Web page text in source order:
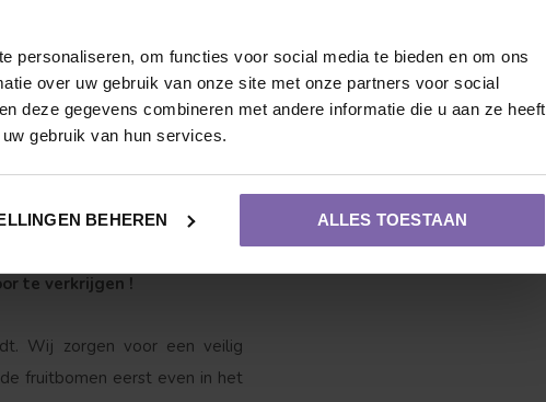
personaliseren, om functies voor social media te bieden en om ons
over uw gebruik van onze site met onze partners voor social
deze gegevens combineren met andere informatie die u aan ze heeft
gebruik van hun services.
BEHEREN ALLES TOESTAAN
water krijgt, maar wel pas
per week wordt hij blij, als
water per week. Boven 35
mogelijk is over de bladeren
vruchtboomkanker. Bij
te verkrijgen !
Wij zorgen voor een veilig
fruitbomen eerst even in het
Bolvorm Verspreide vorm